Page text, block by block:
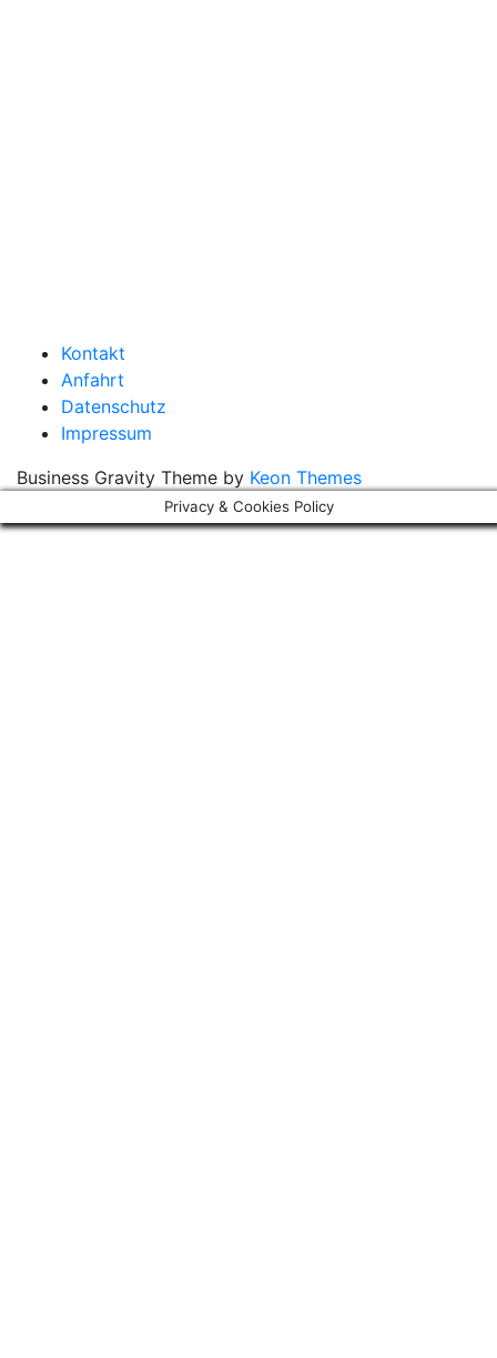
Kontakt
Anfahrt
Datenschutz
Impressum
Business Gravity Theme by Keon Themes
Privacy & Cookies Policy